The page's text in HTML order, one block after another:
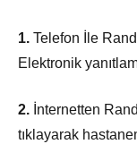
1. Telefon İle
Elektronik
2. İnternetten
tıklayarak